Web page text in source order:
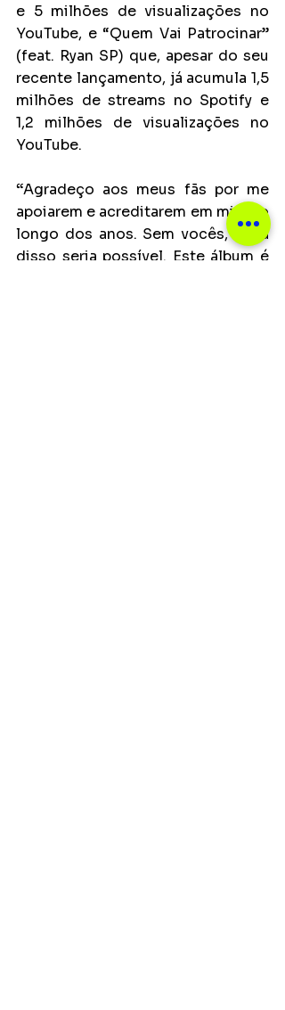
e 5 milhões de visualizações no
YouTube, e “Quem Vai Patrocinar”
(feat. Ryan SP) que, apesar do seu
recente lançamento, já acumula 1,5
milhões de streams no Spotify e
1,2 milhões de visualizações no
YouTube.
“Agradeço aos meus fãs por me
apoiarem e acreditarem em mim ao
longo dos anos. Sem vocês, nada
disso seria possível. Este álbum é